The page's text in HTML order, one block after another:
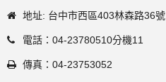
地址: 台中市西區403林森路36號
電話：04-23780510分機11
傳真：04-23753052